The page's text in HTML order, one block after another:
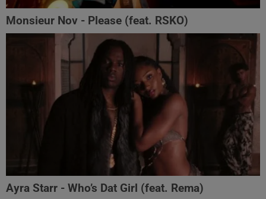
Monsieur Nov‬ - Please (feat. RSKO)
Ayra Starr - Who’s Dat Girl (feat. Rema)